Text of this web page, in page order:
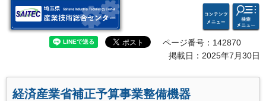
埼玉県 産業技術総合セン
コンテ
ンツメ
ニュー
検索・
共通メ
ニュー
ページ番号：142870
掲載日：2025年7月30日
経済産業省補正予算事業整備機器